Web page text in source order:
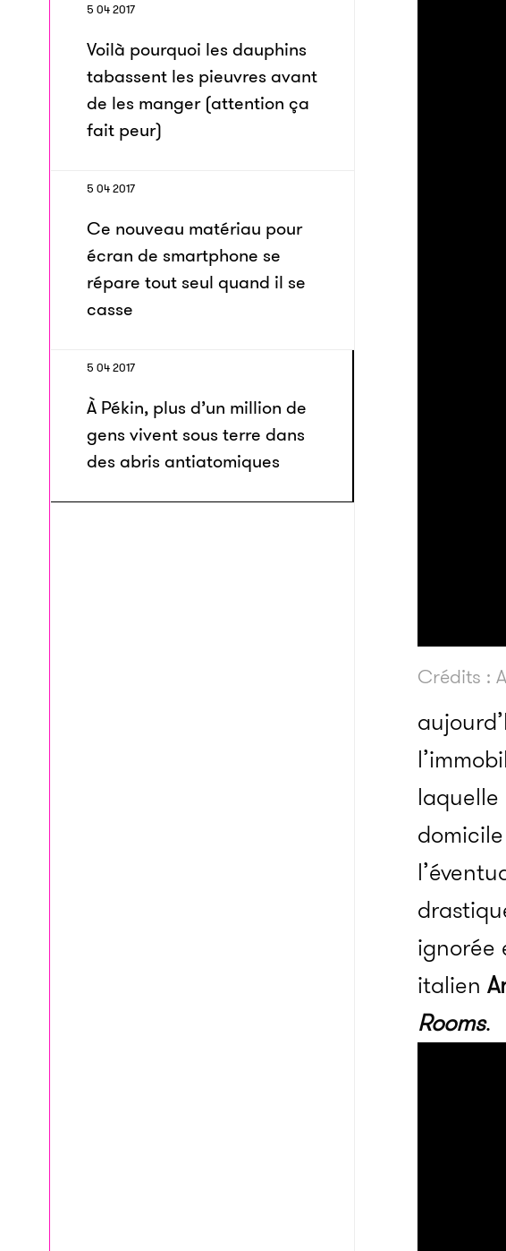
5 04 2017
Voilà pourquoi les dauphins
tabassent les pieuvres avant
de les manger (attention ça
fait peur)
5 04 2017
Ce nouveau matériau pour
écran de smartphone se
répare tout seul quand il se
casse
5 04 2017
À Pékin, plus d’un million de
gens vivent sous terre dans
des abris antiatomiques
Crédits :
ignorée
italien
Rooms.